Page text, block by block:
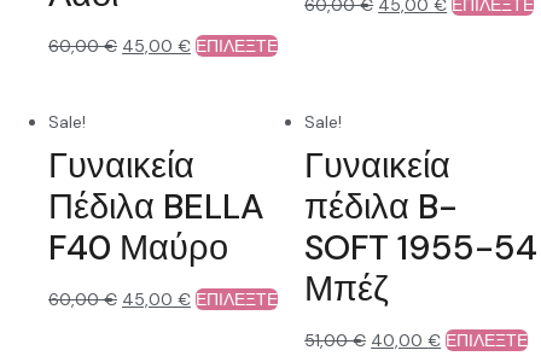
60,00€ 45,00 € ΕΠΙΛΕΞΤΕ
60,00€ 45,00€ ΕΠΙΛΕΞΤΕ
Sale!
Γυναικεία
Πέδιλα BELLA
F40 Μαύρο
60,00€ 45,00 € ΕΠΙΛΕΞΤΕ
Sale!
Γυναικεία
πέδιλα B-
SOFT 1955-54
Μπέζ
51,00€ 40,00€ ΕΠΙΛΕΞΤΕ